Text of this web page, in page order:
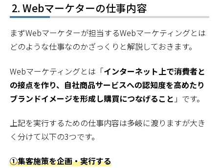
Webマーケターの仕事内容
まずWebマーケターが担当するWebマーケティングとは
どのような仕事なのかざっくりと解説しておきます。
Webマーケティングとは「インターネット上で消費者と
の接点を作り、自社商品サービスへの認知度を高めたり
ブランドイメージを形成し購買につなげること 」です。
上記を実行するための仕事内容は多岐に渡りますが大き
く分けて以下の3つです。
①集客施策を企画・実行する